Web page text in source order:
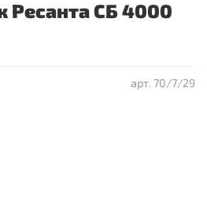
арт.70/7/29
Ресанта СБ 4000